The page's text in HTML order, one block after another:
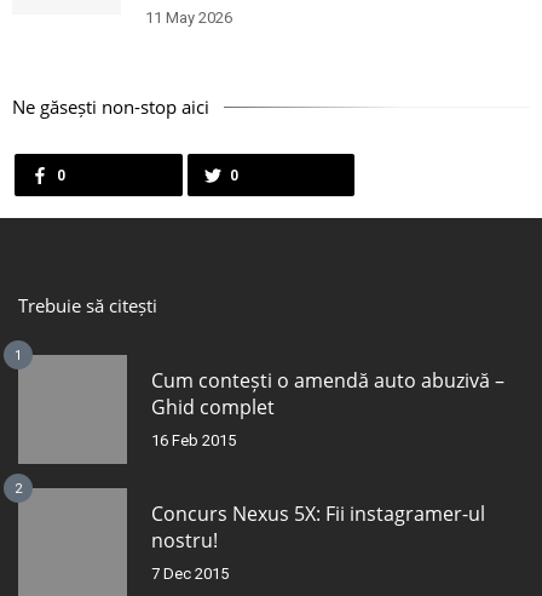
11 May 2026
Ne găsești non-stop aici
0 0
Trebuie să citești
1
Cum contești o amendă auto abuzivă –
Ghid complet
16 Feb 2015
2
Concurs Nexus 5X: Fii instagramer-ul
nostru!
7 Dec 2015